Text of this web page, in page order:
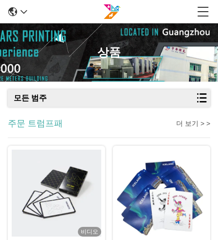
상품
모든 범주
주문 트럼프패 더 보기 > >
비디오